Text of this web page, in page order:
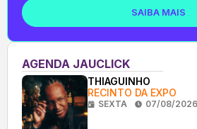
SAIBA MAIS
AGENDA JAUCLICK
THIAGUINHO
RECINTO DA EXPO
SEXTA 07/08/